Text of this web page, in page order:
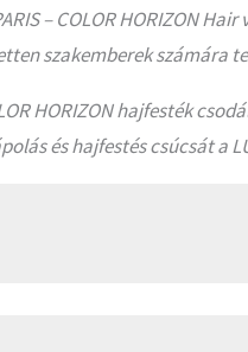
– COLOR
szakemberek számára
HORIZON hajfesték
és hajfestés csúcsát a